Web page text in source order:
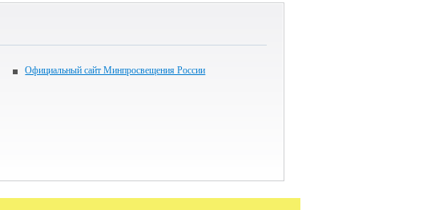
Официальный сайт Минпросвещения России